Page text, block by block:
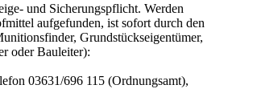
und Sicherungspflicht. Werden
aufgefunden, ist sofort durch den
Grundstückseigentümer,
oder Bauleiter):
03631/696 115 (Ordnungsamt),